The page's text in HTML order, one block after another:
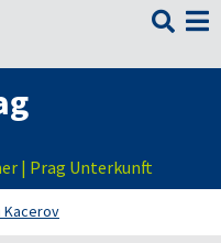

| Prag Unterkunft
Kacerov